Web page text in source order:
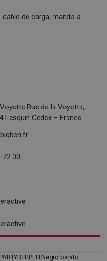
de carga, mando a
Rue de la Voyette,
Lesquin Cedex – France
72 00
Negro barato.